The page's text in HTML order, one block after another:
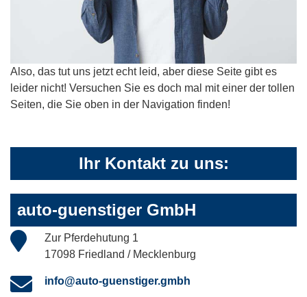
Also, das tut uns jetzt echt leid, aber diese Seite gibt es
leider nicht! Versuchen Sie es doch mal mit einer der tollen
Seiten, die Sie oben in der Navigation finden!
Ihr Kontakt zu uns:
auto-guenstiger GmbH
Zur Pferdehutung 1
17098 Friedland / Mecklenburg
info@auto-guenstiger.gmbh